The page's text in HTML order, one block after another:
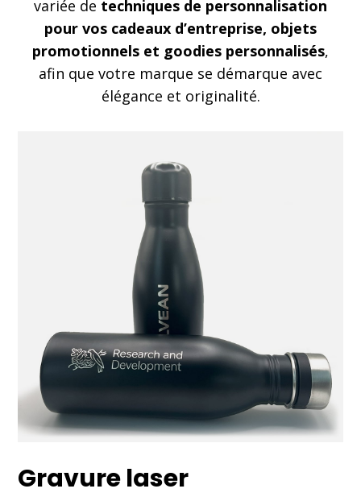
variée de techniques de personnalisation
pour vos cadeaux d’entreprise, objets
promotionnels et goodies personnalisés,
afin que votre marque se démarque avec
élégance et originalité.
Gravure laser